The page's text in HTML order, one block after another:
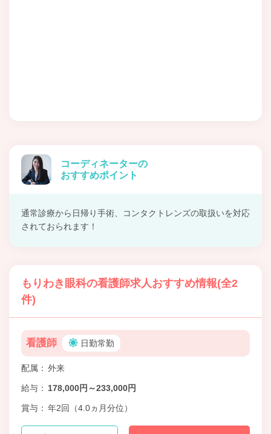
コーディネーターの
おすすめポイント
通常診療から日帰り手術、コンタクトレンズの取扱いを対応
されておられます！
もりわき眼科の看護師求人おすすめ情報(全2
件)
看護師 日勤常勤
配属 外来
給与 178,000円～233,000円
賞与 年2回（4.0ヵ月分位）